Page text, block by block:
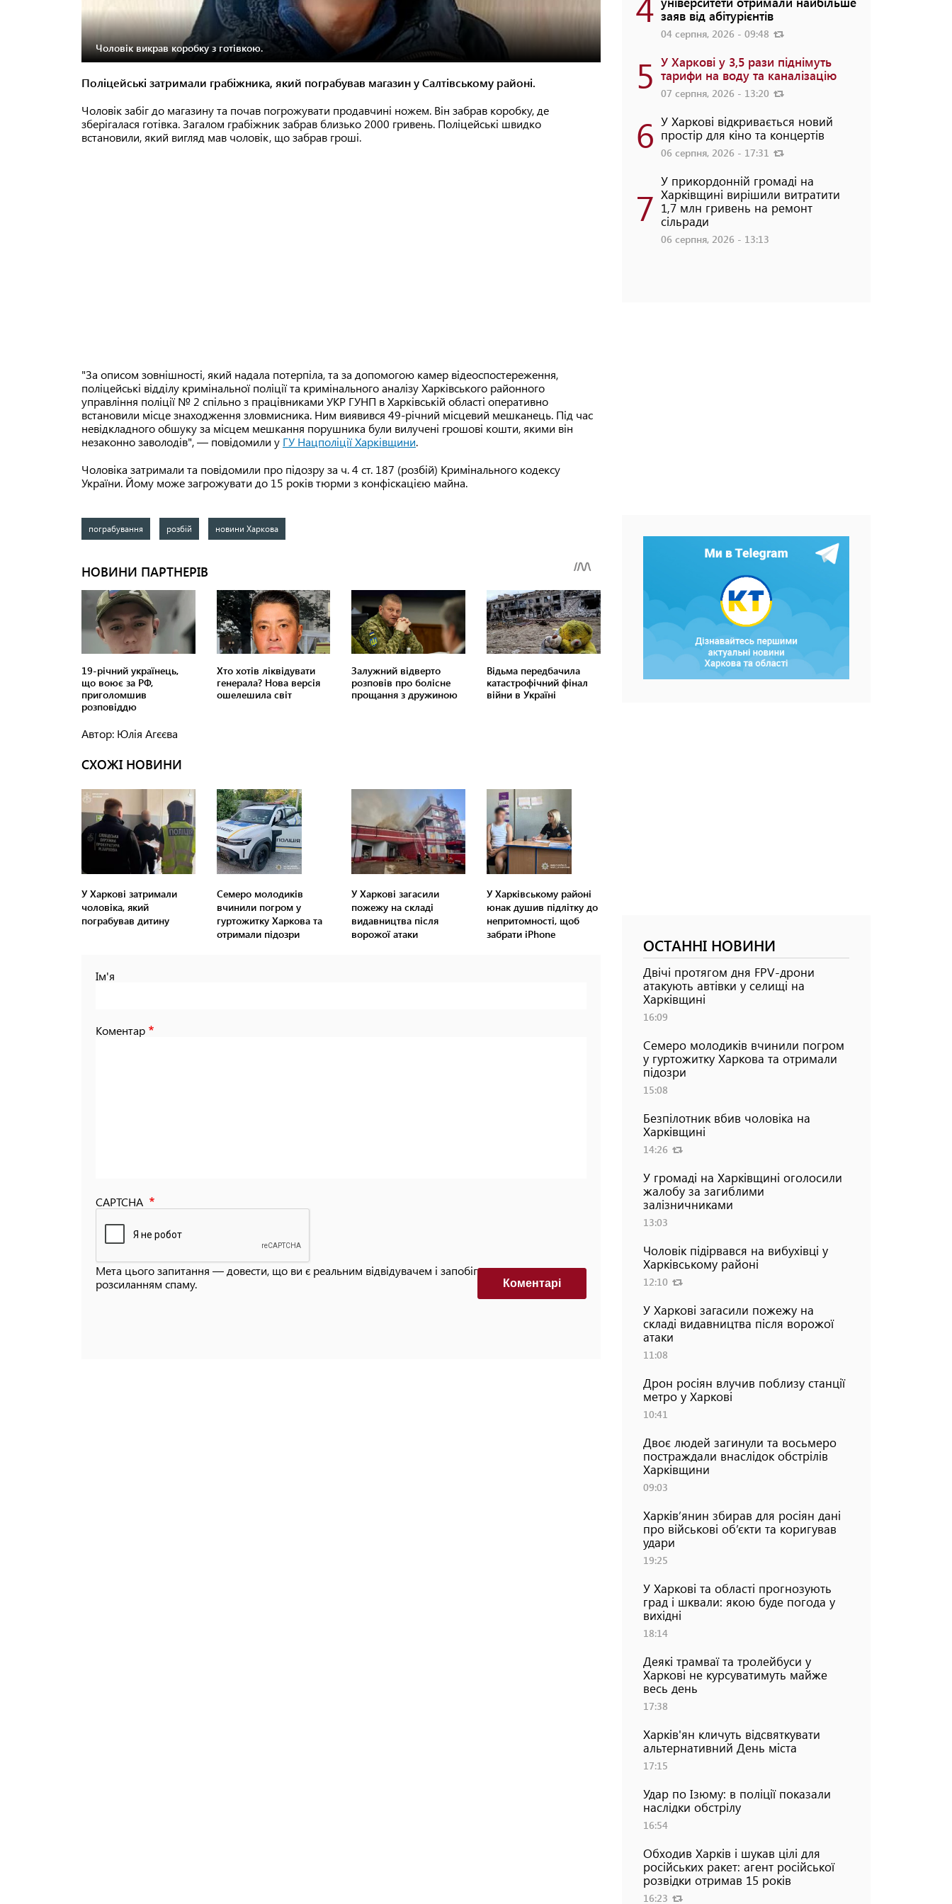
Чоловік викрав коробку з готівкою.
Поліцейські затримали грабіжника, який пограбував магазин у Салтівському районі.
Чоловік забіг до магазину та почав погрожувати продавчині ножем. Він забрав коробку, де
зберігалася готівка. Загалом грабіжник забрав близько 2000 гривень. Поліцейські швидко
встановили, який вигляд мав чоловік, що забрав гроші.
"За описом зовнішності, який надала потерпіла, та за допомогою камер відеоспостереження,
поліцейські відділу кримінальної поліції та кримінального аналізу Харківського районного
управління поліції № 2 спільно з працівниками УКР ГУНП в Харківській області оперативно
встановили місце знаходження зловмисника. Ним виявився 49-річний місцевий мешканець. Під час
невідкладного обшуку за місцем мешкання порушника були вилучені грошові кошти, якими він
незаконно заволодів", — повідомили у ГУ Нацполіції Харківщини.
Чоловіка затримали та повідомили про підозру за ч. 4 ст. 187 (розбій) Кримінального кодексу
України. Йому може загрожувати до 15 років тюрми з конфіскацією майна.
пограбування розбій новини Харкова
Автор: Юлія Агєєва
СХОЖІ НОВИНИ
У Харкові затримали
чоловіка, який
пограбував дитину
Семеро молодиків
вчинили погром у
гуртожитку Харкова та
отримали підозри
У Харкові загасили
пожежу на складі
видавництва після
ворожої атаки
У Харківському районі
юнак душив підлітку до
непритомності, щоб
забрати iPhone
Ім'я
Коментар
CAPTCHA
Мета цього запитання — довести, що ви є реальним відвідувачем і запобігти автоматизованим
розсиланням спаму.
Коментарi
заяв від абітурієнтів
04 серпня, 2026 - 09:48
5 У Харкові у 3,5 рази піднімуть
тарифи на воду та каналізацію
07 серпня, 2026 - 13:20
6 У Харкові відкривається новий
простір для кіно та концертів
06 серпня, 2026 - 17:31
7
У прикордонній громаді на
Харківщині вирішили витратити
1,7 млн гривень на ремонт
сільради
06 серпня, 2026 - 13:13
ОСТАННІ НОВИНИ
Двічі протягом дня FPV-дрони
атакують автівки у селищі на
Харківщині
16:09
Семеро молодиків вчинили погром
у гуртожитку Харкова та отримали
підозри
15:08
Безпілотник вбив чоловіка на
Харківщині
14:26
У громаді на Харківщині оголосили
жалобу за загиблими
залізничниками
13:03
Чоловік підірвався на вибухівці у
Харківському районі
12:10
У Харкові загасили пожежу на
складі видавництва після ворожої
атаки
11:08
Дрон росіян влучив поблизу станції
метро у Харкові
10:41
Двоє людей загинули та восьмеро
постраждали внаслідок обстрілів
Харківщини
09:03
Харків’янин збирав для росіян дані
про військові об’єкти та коригував
удари
19:25
У Харкові та області прогнозують
град і шквали: якою буде погода у
вихідні
18:14
Деякі трамваї та тролейбуси у
Харкові не курсуватимуть майже
весь день
17:38
Харків'ян кличуть відсвяткувати
альтернативний День міста
17:15
Удар по Ізюму: в поліції показали
наслідки обстрілу
16:54
Обходив Харків і шукав цілі для
російських ракет: агент російської
розвідки отримав 15 років
16:23